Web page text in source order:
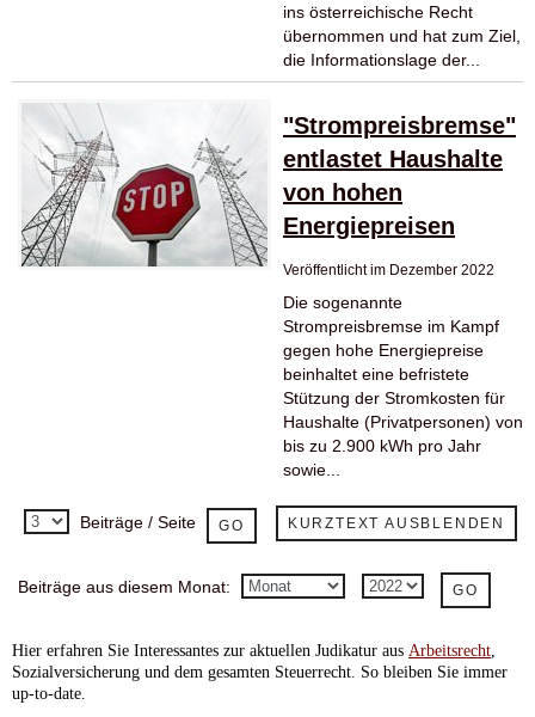
ins österreichische Recht
übernommen und hat zum Ziel,
die Informationslage der...
"Strompreisbremse"
entlastet Haushalte
von hohen
Energiepreisen
Veröffentlicht im Dezember 2022
Die sogenannte
Strompreisbremse im Kampf
gegen hohe Energiepreise
beinhaltet eine befristete
Stützung der Stromkosten für
Haushalte (Privatpersonen) von
bis zu 2.900 kWh pro Jahr
sowie...
Beiträge / Seite KURZTEXT AUSBLENDEN
Beiträge aus diesem Monat:
Hier erfahren Sie Interessantes zur aktuellen Judikatur aus Arbeitsrecht,
Sozialversicherung und dem gesamten Steuerrecht. So bleiben Sie immer
up-to-date.